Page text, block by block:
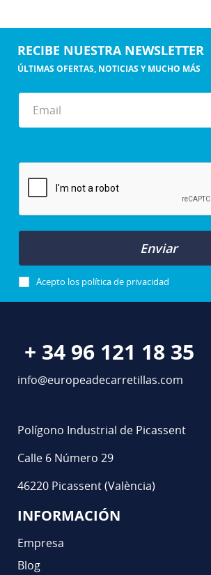
RECIBE NUESTRA NEWSLETTER
ÚLTIMAS OFERTAS, NOTICIAS Y MUCHO MÁS
Enviar
Acepto los política de privacidad
+ 34 96 121 18 35
info@europeadecarretillas.com
Polígono Industrial de Picassent
Calle 6 Número 29
46220 Picassent (València)
INFORMACIÓN
Empresa
Blog